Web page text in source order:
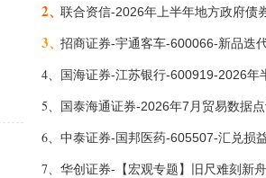
2、
3、
4、
5、
6、
7、